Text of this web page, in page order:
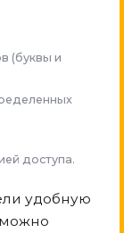
(буквы и
доступа.
удобную